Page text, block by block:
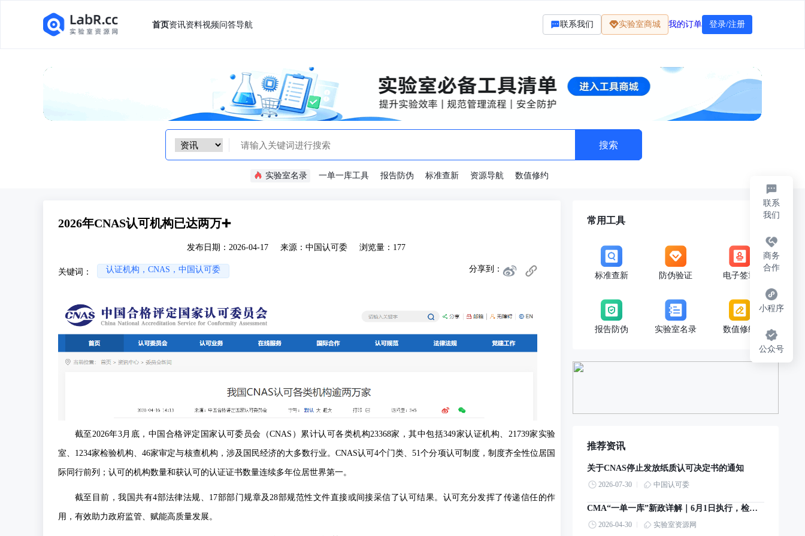
首页资讯资料视频问答导航 联系我们 实验室商城 我的订单 登录/注册
实验室名录 一单一库工具 报告防伪 标准查新 资源导航 数值修约
2026年CNAS认可机构已达两万➕
发布日期：2026-04-17 来源：中国认可委 浏览量：177
关键词： 认证机构，CNAS，中国认可委 分享到：
截至2026年3月底，中国合格评定国家认可委员会（CNAS）累计认可各类机构23368家，其中包括349家认证机构、21739家实验
室、1234家检验机构、46家审定与核查机构，涉及国民经济的大多数行业。CNAS认可4个门类、51个分项认可制度，制度齐全性位居国
际同行前列；认可的机构数量和获认可的认证证书数量连续多年位居世界第一。
截至目前，我国共有4部法律法规、17部部门规章及28部规范性文件直接或间接采信了认可结果。认可充分发挥了传递信任的作
用，有效助力政府监管、赋能高质量发展。
常用工具
标准查新 防伪验证 电子签章
报告防伪 实验室名录 数值修约
推荐资讯
关于CNAS停止发放纸质认可决定书的通知
2026-07-30 中国认可委
CMA“一单一库”新政详解｜6月1日执行，检验检测机构实操指南
2026-04-30 实验室资源网
联系
我们
商务
合作
小程序
公众号